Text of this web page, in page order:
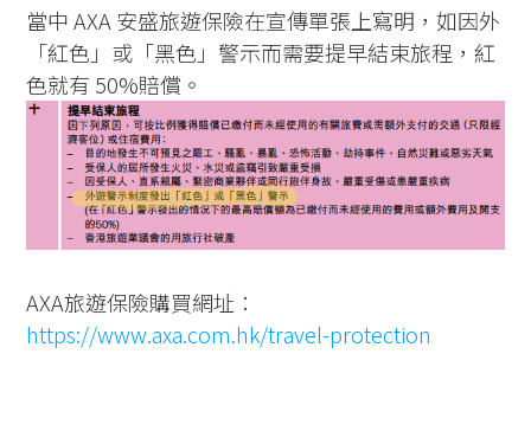
當中 AXA 安盛旅遊保險在宣傳單張上寫明，如因外
「紅色」或「黑色」警示而需要提早結束旅程，紅
色就有 50%賠償。
AXA旅遊保險購買網址：
https://www.axa.com.hk/travel-protection